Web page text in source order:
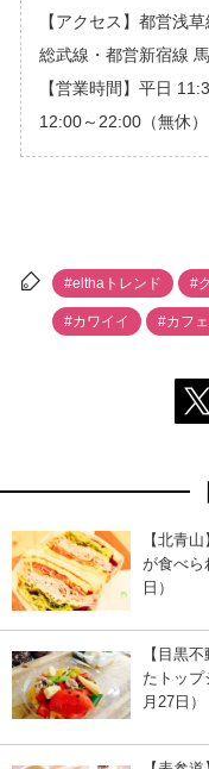
【アクセス】都営浅
総武線・都営新宿線
【営業時間】平日
12:00～22:00（無休）
#elthaトレンド #
#カワイイ #カフェ
【北青
が食べら
日）
【目黒
たトップ
月27日）